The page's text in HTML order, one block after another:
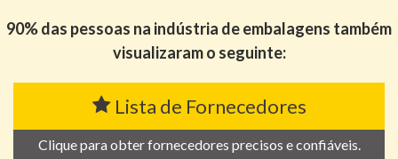
90% das pessoas na indústria de embalagens também
visualizaram o seguinte:
Lista de Fornecedores
Clique para obter fornecedores precisos e confiáveis.